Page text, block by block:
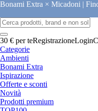
Bonami Extra × Micadoni |
30 € per teRegistrazioneLogin
Categorie
Ambienti
Bonami Extra
Ispirazione
Offerte e sconti
Novità
Prodotti premium